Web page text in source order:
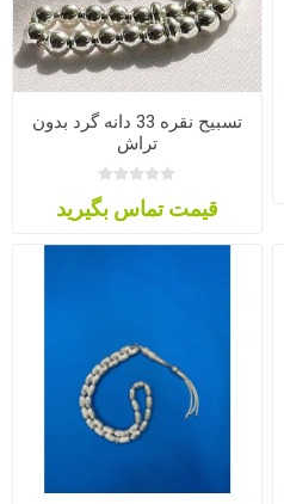
تسبیح نقره 33 دانه گرد بدون
تراش
قیمت تماس بگیرید